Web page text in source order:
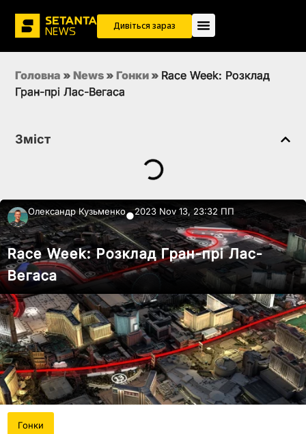
Дивіться зараз
Головна » News » Гонки » Race Week: Розклад
Гран-прі Лас-Вегаса
Зміст
Олександр Кузьменко●2023 Nov 13, 23:32 ПП
Race Week: Розклад Гран-прі Лас-
Вегаса
Гонки